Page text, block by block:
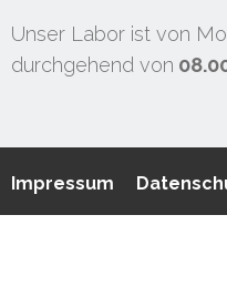
Unser Labor ist von
durchgehend von
Impressum